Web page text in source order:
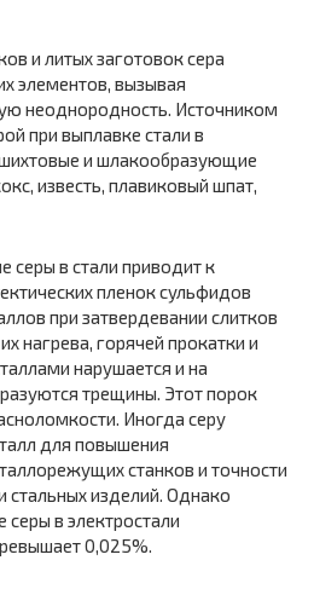
и литых заготовок сера
элементов, вызывая
не­однородность. Источником
при выплав­ке стали в
и шлакообразующие
известь, плавиковый шпат,
в стали приводит к
пленок сульфидов
при затвердевании слитков
нагрева, горячей прокатки и
нарушается и на
трещины. Этот порок
Иногда серу
для повышения
станков и точ­ности
стальных изделий. Однако
в электростали
0,025%.